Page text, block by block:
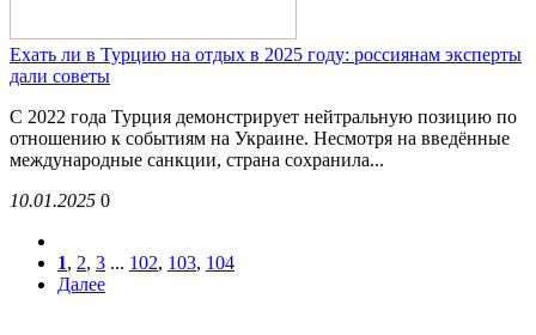
Ехать ли в Турцию на отдых в 2025 году: россиянам эксперты
дали советы
С 2022 года Турция демонстрирует нейтральную позицию по
отношению к событиям на Украине. Несмотря на введённые
международные санкции, страна сохранила...
10.01.2025 0
1, 2, 3 ... 102, 103, 104
Далее